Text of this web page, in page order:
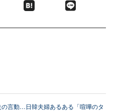
言動…日韓夫婦あるある「喧嘩のタ